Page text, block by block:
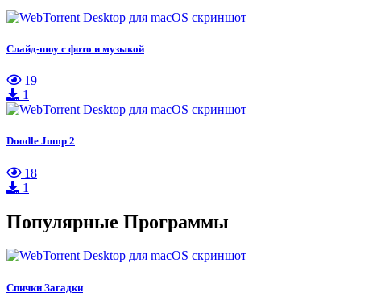
Слайд-шоу с фото и музыкой
19
1
Doodle Jump 2
18
1
Популярные Программы
Спички Загадки